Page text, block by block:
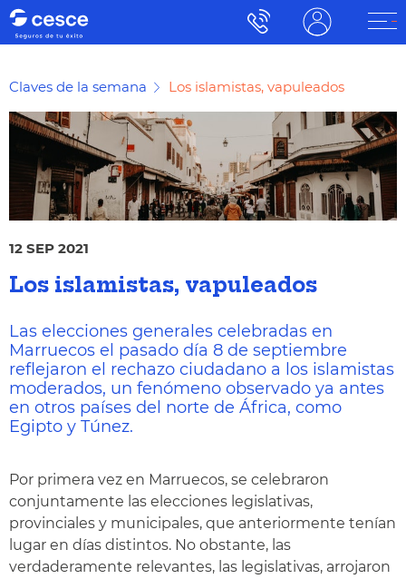
Claves de la semana Los islamistas, vapuleados
12 SEP 2021
Los islamistas, vapuleados
Las elecciones generales celebradas en
Marruecos el pasado día 8 de septiembre
reflejaron el rechazo ciudadano a los islamistas
moderados, un fenómeno observado ya antes
en otros países del norte de África, como
Egipto y Túnez.
Por primera vez en Marruecos, se celebraron
conjuntamente las elecciones legislativas,
provinciales y municipales, que anteriormente tenían
lugar en días distintos. No obstante, las
verdaderamente relevantes, las legislativas, arrojaron